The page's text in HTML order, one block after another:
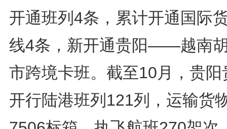
开通班列4条，累计开通国际
线4条，新开通贵阳——越南
市跨境卡班。截至10月，贵阳
开行陆港班列121列，运输货